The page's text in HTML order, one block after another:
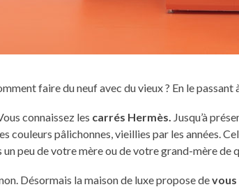
faire du neuf avec du vieux ? En le passant
connaissez les carrés Hermès. Jusqu’à
couleurs pâlichonnes, vieillies par les années.
un peu de votre mère ou de votre grand-mère de
Désormais la maison de luxe propose devous